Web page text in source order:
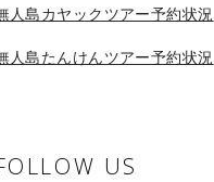
人島カヤックツアー予約状況
人島たんけんツアー予約状況
US